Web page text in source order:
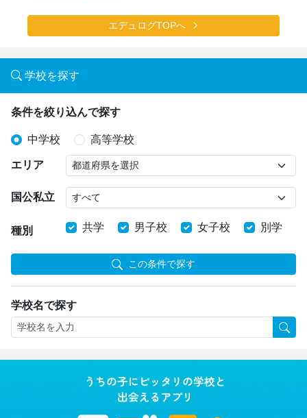
エデュログTOPへ
学校を探す
条件を絞り込んで探す
中学校 高等学校
エリア
国公私立
種別 共学 男子校 女子校 別学
この条件で探す
学校名で探す